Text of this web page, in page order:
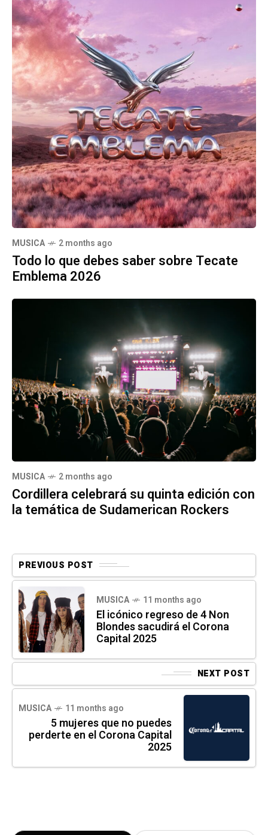
MUSICA 2 months ago
Todo lo que debes saber sobre Tecate
Emblema 2026
MUSICA 2 months ago
Cordillera celebrará su quinta edición con
la temática de Sudamerican Rockers
PREVIOUS POST
MUSICA 11 months ago
El icónico regreso de 4 Non
Blondes sacudirá el Corona
Capital 2025
NEXT POST
MUSICA 11 months ago
5 mujeres que no puedes
perderte en el Corona Capital
2025